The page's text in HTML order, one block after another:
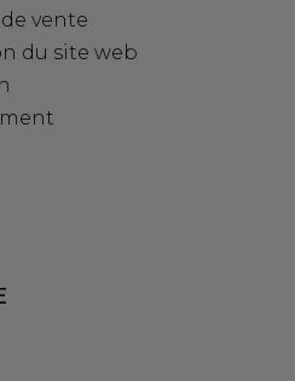
vente
du site web